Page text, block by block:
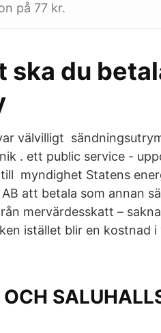
på 77 kr.
ska du
välvilligt
. ett public service -
till myndighet Statens
att betala som annan
mervärdesskatt –
istället blir en kostnad